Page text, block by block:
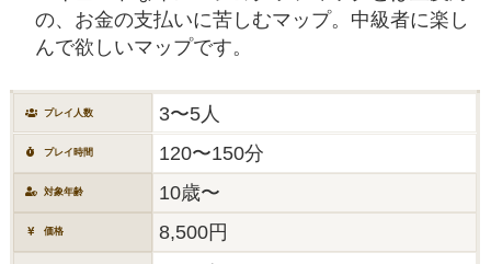
の、お金の支払いに苦しむマップ。中級者に楽し
んで欲しいマップです。
プレイ人数 3〜5人
プレイ時間 120〜150分
対象年齢 10歳〜
価格 8,500円